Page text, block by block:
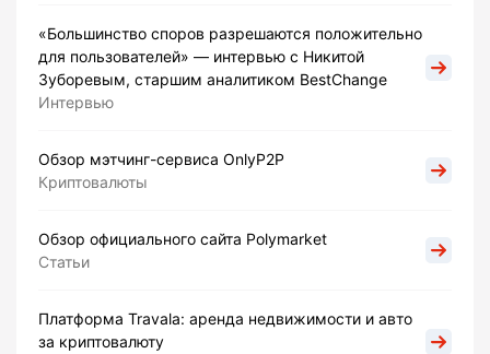
«Большинство споров разрешаются положительно
для пользователей» — интервью с Никитой
Зуборевым, старшим аналитиком BestChange
Интервью
Обзор мэтчинг-сервиса OnlyP2P
Криптовалюты
Обзор официального сайта Polymarket
Статьи
Платформа Travala: аренда недвижимости и авто
за криптовалюту